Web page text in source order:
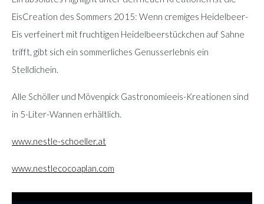
EisCreation des Sommers 2015: Wenn cremiges Heidelbeer-
Eis verfeinert mit fruchtigen Heidelbeerstückchen auf Sahne
trifft, gibt sich ein sommerliches Genusserlebnis ein
Stelldichein.
Alle Schöller und Mövenpick Gastronomieeis-Kreationen sind
in 5-Liter-Wannen erhältlich.
www.nestle-schoeller.at
www.nestlecocoaplan.com